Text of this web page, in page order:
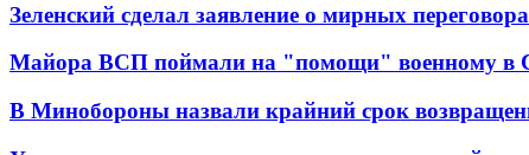
Зеленский сделал заявление о мирных
Майора ВСП поймали на "помощи" военному в
В Минобороны назвали крайний срок